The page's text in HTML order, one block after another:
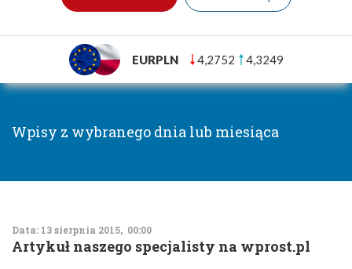
EURPLN 4,2752 4,3249
Wpisy z wybranego dnia lub miesiąca
Data: 13 sierpnia 2015, 00:00
Artykuł naszego specjalisty na wprost.pl